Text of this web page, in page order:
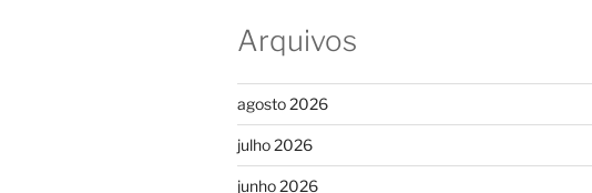
Arquivos
agosto 2026
julho 2026
junho 2026